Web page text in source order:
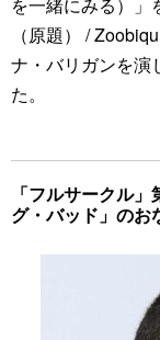
（原題） /
ナ・バリガンを演
た。
「フルサークル
グ・バッド」のお